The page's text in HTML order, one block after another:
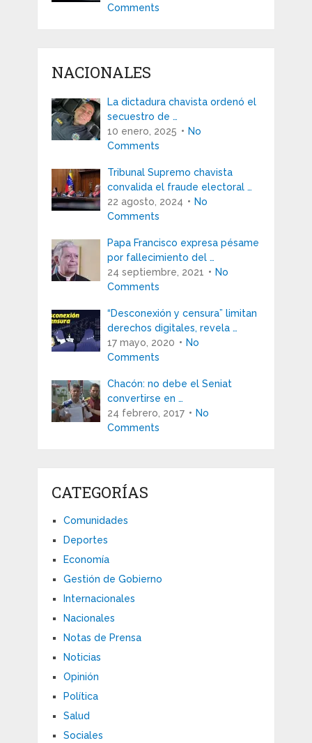
Comments
NACIONALES
La dictadura chavista ordenó el
secuestro de …
10 enero, 2025
No
Comments
Tribunal Supremo chavista
convalida el fraude electoral …
22 agosto, 2024
No
Comments
Papa Francisco expresa pésame
por fallecimiento del …
24 septiembre, 2021
No
Comments
“Desconexión y censura” limitan
derechos digitales, revela …
17 mayo, 2020
No
Comments
Chacón: no debe el Seniat
convertirse en …
24 febrero, 2017
No
Comments
CATEGORÍAS
Comunidades
Deportes
Economía
Gestión de Gobierno
Internacionales
Nacionales
Notas de Prensa
Noticias
Opinión
Política
Salud
Sociales